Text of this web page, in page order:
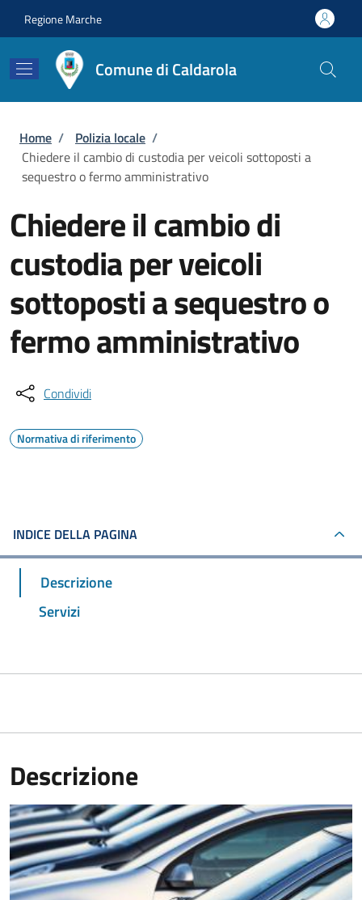
Regione Marche
Comune di Caldarola
Briciole di pane
Home / Polizia locale /
Chiedere il cambio di custodia per veicoli sottoposti a
sequestro o fermo amministrativo
Chiedere il cambio di
custodia per veicoli
sottoposti a sequestro o
fermo amministrativo
Condividi
Normativa di riferimento
INDICE DELLA PAGINA
Descrizione
Servizi
Descrizione